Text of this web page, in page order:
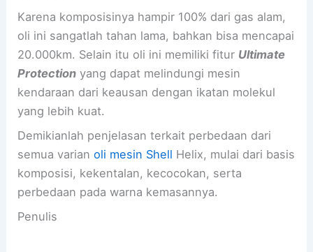
Karena komposisinya hampir 100% dari gas alam,
oli ini sangatlah tahan lama, bahkan bisa mencapai
20.000km. Selain itu oli ini memiliki fitur Ultimate
Protection yang dapat melindungi mesin
kendaraan dari keausan dengan ikatan molekul
yang lebih kuat.
Demikianlah penjelasan terkait perbedaan dari
semua varianoli mesin Shell Helix, mulai dari basis
komposisi, kekentalan, kecocokan, serta
perbedaan pada warna kemasannya.
Penulis